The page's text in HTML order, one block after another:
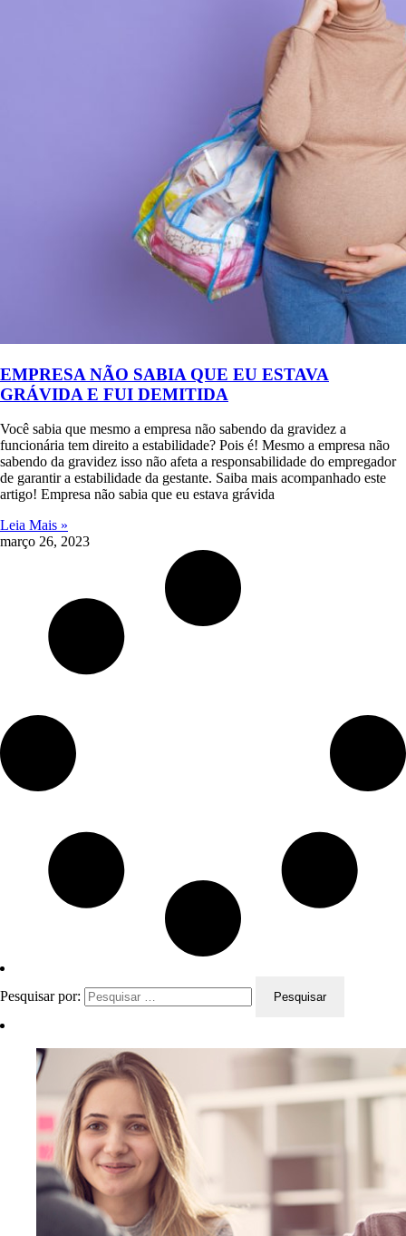
EMPRESA NÃO SABIA QUE EU ESTAVA
GRÁVIDA E FUI DEMITIDA
Você sabia que mesmo a empresa não sabendo da gravidez a
funcionária tem direito a estabilidade? Pois é! Mesmo a empresa não
sabendo da gravidez isso não afeta a responsabilidade do empregador
de garantir a estabilidade da gestante. Saiba mais acompanhado este
artigo! Empresa não sabia que eu estava grávida
Leia Mais »
março 26, 2023
Pesquisar por: